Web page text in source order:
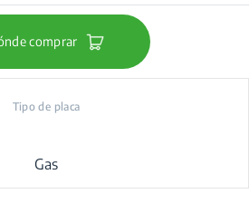
comprar
Tipo de placa
Gas